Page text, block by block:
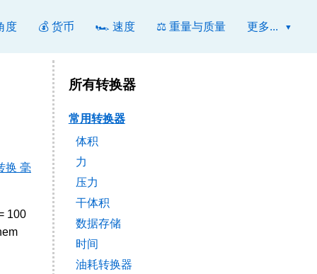
度 💰 货币 🏎️ 速度 ⚖️ 重量与质量 更多...
换 毫
100
所有转换器
常用转换器
体积
力
压力
干体积
数据存储
时间
油耗转换器